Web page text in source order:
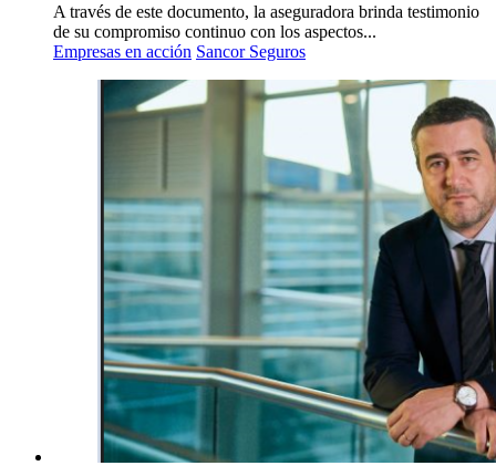
A través de este documento, la aseguradora brinda testimonio
de su compromiso continuo con los aspectos...
Empresas en acción Sancor Seguros